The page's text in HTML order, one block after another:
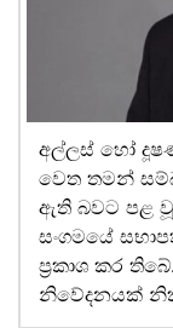
අල්ලස් හෝ
වෙත තමන්
ඇති බවට පළ වූ
සංගමයේ
ප්‍රකාශ කර
නිවේදනයක්